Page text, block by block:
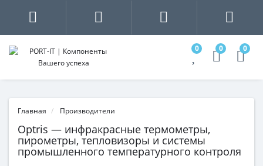
0 0 0
Главная Производители
Optris — инфракрасные термометры,
пирометры, тепловизоры и системы
промышленного температурного контроля